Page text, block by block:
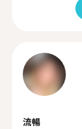
流暢